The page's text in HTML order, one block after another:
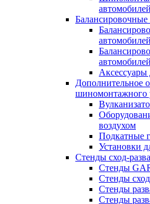
автомобилей
Балансировочные
автомобилей
автомобилей
Аксессуары
Дополнительное
шиномонтажного
воздухом
Подкатные
Установки
Стенды сход-
Стенды
Стенды
Стенды
Стенды